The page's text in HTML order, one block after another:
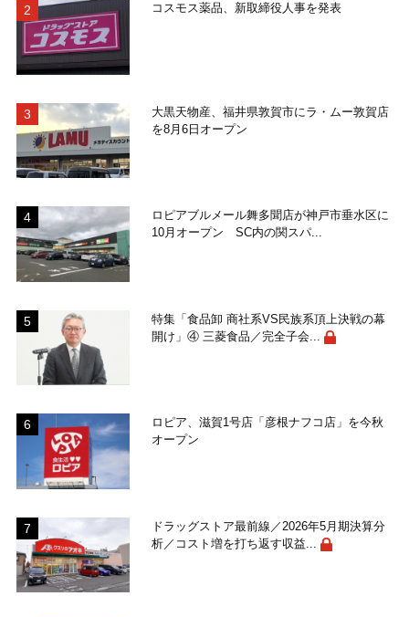
コスモス薬品、新取締役人事を発表
大黒天物産、福井県敦賀市にラ・ムー敦賀店
を8月6日オープン
ロピアブルメール舞多聞店が神戸市垂水区に
10月オープン SC内の関スパ...
特集「食品卸 商社系VS民族系頂上決戦の幕
開け」④ 三菱食品／完全子会...
ロピア、滋賀1号店「彦根ナフコ店」を今秋
オープン
ドラッグストア最前線／2026年5月期決算分
析／コスト増を打ち返す収益...